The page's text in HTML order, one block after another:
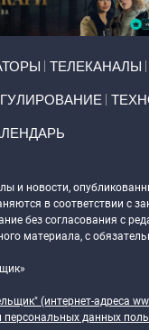
ТЕЛЕКАНАЛЫ
и новости,
в соответствии с
без согласования с
материала, с
(интернет-адреса
данных